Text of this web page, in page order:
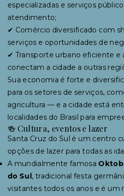
especializadas e serviços
atendimento;
✔ Comércio diversificado com
serviços e oportunidades de
✔ Transporte urbano eficiente e
conectam a cidade a outras
Sua economia é forte e
para os setores de serviços,
agricultura — e a cidade está
localidades do Brasil para
🍻 Cultura, eventos e lazer
Santa Cruz do Sul é um centro
opções de lazer para todas as
A mundialmente famosa
do Sul, tradicional festa
visitantes todos os anos e é um